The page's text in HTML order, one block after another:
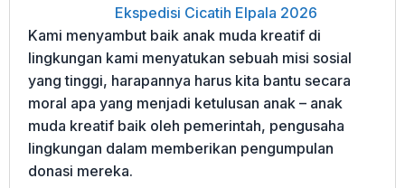
Ekspedisi Cicatih Elpala 2026
Kami menyambut baik anak muda kreatif di
lingkungan kami menyatukan sebuah misi sosial
yang tinggi, harapannya harus kita bantu secara
moral apa yang menjadi ketulusan anak – anak
muda kreatif baik oleh pemerintah, pengusaha
lingkungan dalam memberikan pengumpulan
donasi mereka.